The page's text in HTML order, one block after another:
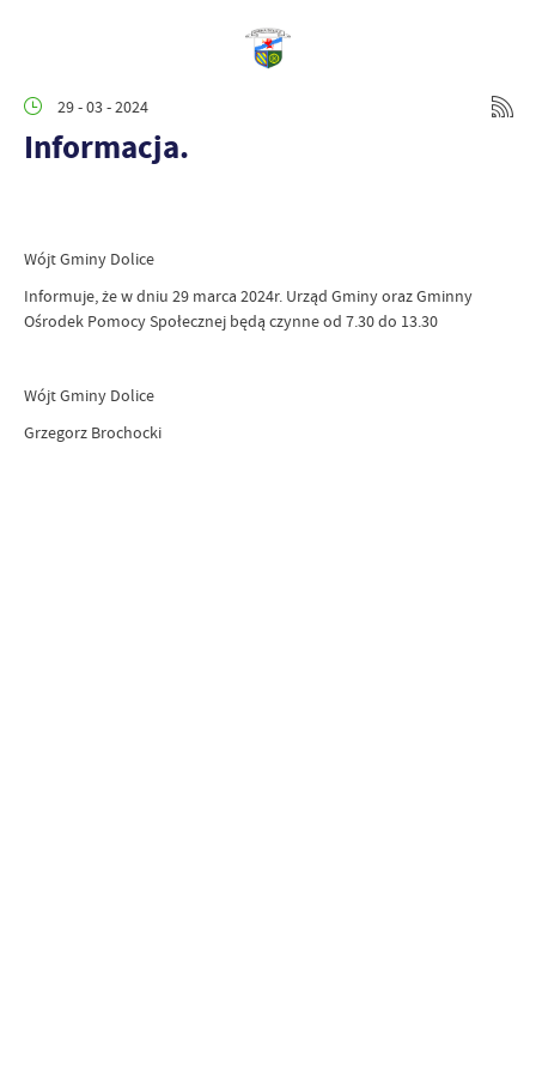
29 - 03 - 2024
Informacja.
Wójt Gminy Dolice
Informuje, że w dniu 29 marca 2024r. Urząd Gminy oraz Gminny
Ośrodek Pomocy Społecznej będą czynne od 7.30 do 13.30
Wójt Gminy Dolice
Grzegorz Brochocki